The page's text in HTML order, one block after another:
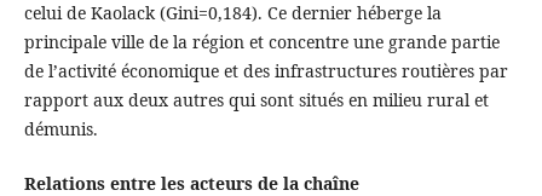
celui de Kaolack (Gini=0,184). Ce dernier héberge la
principale ville de la région et concentre une grande partie
de l’activité économique et des infrastructures routières par
rapport aux deux autres qui sont situés en milieu rural et
démunis.
Relations entre les acteurs de la chaîne